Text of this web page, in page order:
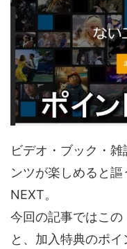
ビデオ・ブック・
ンツが楽しめると
NEXT。
今回の記事ではこ
と、加入特典のポ